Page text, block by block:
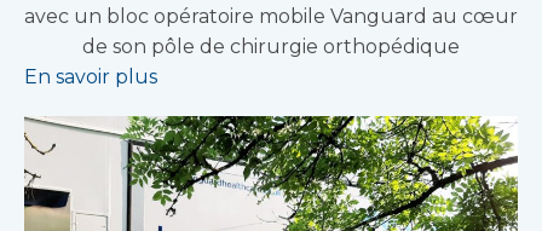
avec un bloc opératoire mobile Vanguard au cœur
de son pôle de chirurgie orthopédique
En savoir plus